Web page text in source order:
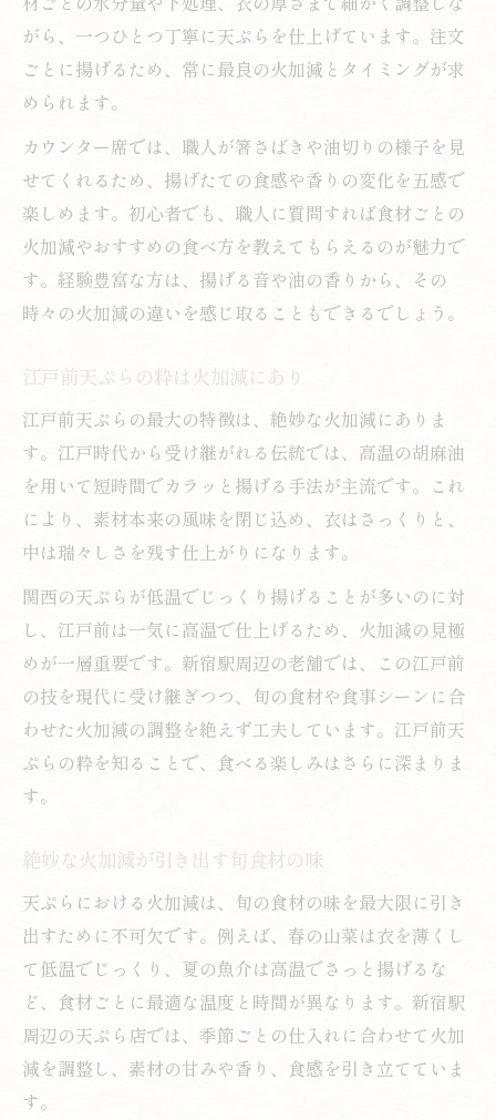
がら、一つひとつ丁寧に天ぷらを仕上げています。注文
ごとに揚げるため、常に最良の火加減とタイミングが求
められます。
カウンター席では、職人が箸さばきや油切りの様子を見
せてくれるため、揚げたての食感や香りの変化を五感で
楽しめます。初心者でも、職人に質問すれば食材ごとの
火加減やおすすめの食べ方を教えてもらえるのが魅力で
す。経験豊富な方は、揚げる音や油の香りから、その
時々の火加減の違いを感じ取ることもできるでしょう。
江戸前天ぷらの粋は火加減にあり
江戸前天ぷらの最大の特徴は、絶妙な火加減にありま
す。江戸時代から受け継がれる伝統では、高温の胡麻油
を用いて短時間でカラッと揚げる手法が主流です。これ
により、素材本来の風味を閉じ込め、衣はさっくりと、
中は瑞々しさを残す仕上がりになります。
関西の天ぷらが低温でじっくり揚げることが多いのに対
し、江戸前は一気に高温で仕上げるため、火加減の見極
めが一層重要です。新宿駅周辺の老舗では、この江戸前
の技を現代に受け継ぎつつ、旬の食材や食事シーンに合
わせた火加減の調整を絶えず工夫しています。江戸前天
ぷらの粋を知ることで、食べる楽しみはさらに深まりま
す。
絶妙な火加減が引き出す旬食材の味
天ぷらにおける火加減は、旬の食材の味を最大限に引き
出すために不可欠です。例えば、春の山菜は衣を薄くし
て低温でじっくり、夏の魚介は高温でさっと揚げるな
ど、食材ごとに最適な温度と時間が異なります。新宿駅
周辺の天ぷら店では、季節ごとの仕入れに合わせて火加
減を調整し、素材の甘みや香り、食感を引き立てていま
す。